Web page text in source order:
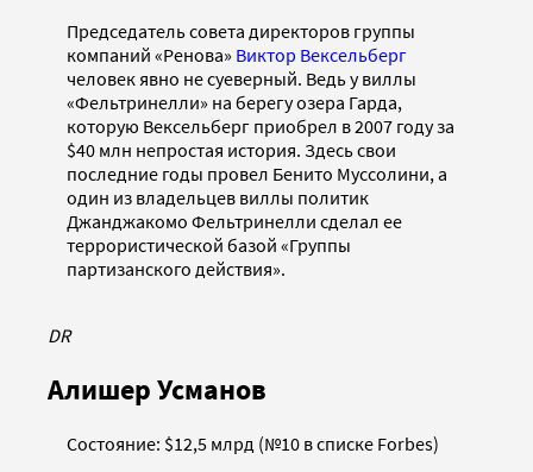
Председатель совета директоров группы
компаний «Ренова» Виктор Вексельберг
человек явно не суеверный. Ведь у виллы
«Фельтринелли» на берегу озера Гарда,
которую Вексельберг приобрел в 2007 году за
$40 млн непростая история. Здесь свои
последние годы провел Бенито Муссолини, а
один из владельцев виллы политик
Джанджакомо Фельтринелли сделал ее
террористической базой «Группы
партизанского действия».
DR
Алишер Усманов
Состояние: $12,5 млрд (№10 в списке Forbes)